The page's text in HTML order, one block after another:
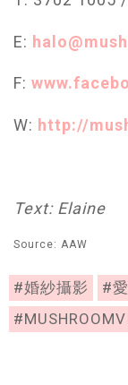
E:
F:
W: http://
Text: Elaine
Source: AAW
#婚紗攝影 #